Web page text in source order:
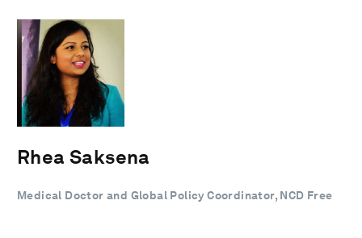
Rhea Saksena
Medical Doctor and Global Policy Coordinator, NCD Free